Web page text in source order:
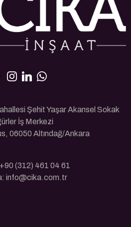
Şehit Yaşar Akansel Sokak
İş Merkezi
06050 Altındağ/Ankara
(312) 461 04 61
info@cika.com.tr